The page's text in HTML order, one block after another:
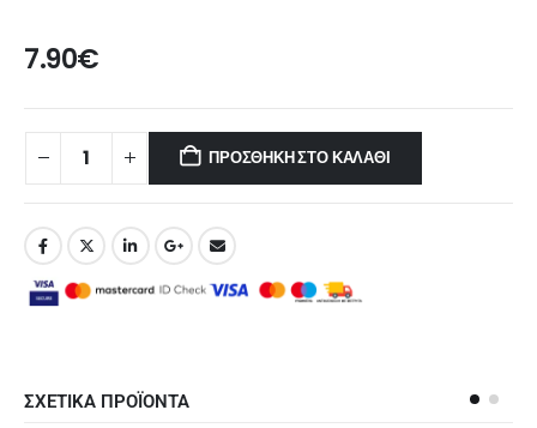
7.90€
ΠΡΟΣΘΉΚΗ ΣΤΟ ΚΑΛΆΘΙ
ΣΧΕΤΙΚΑ ΠΡΟΪΟΝΤΑ